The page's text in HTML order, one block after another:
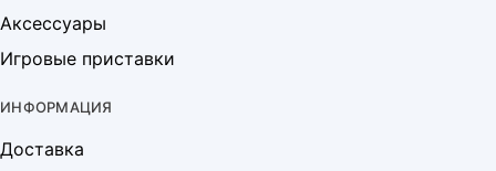
Аксессуары
Игровые приставки
ИНФОРМАЦИЯ
Доставка